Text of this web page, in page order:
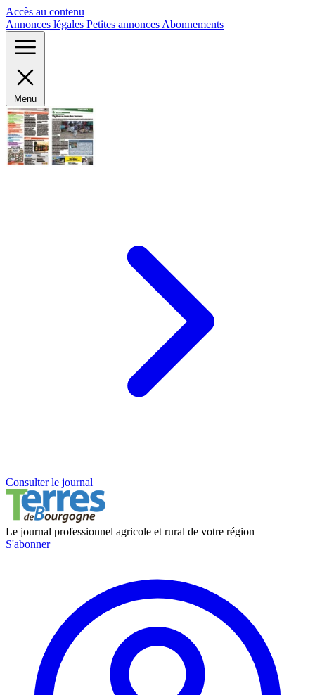
Accès au contenu
Annonces légales Petites annonces Abonnements
Menu
Consulter le journal
Le journal professionnel agricole et rural de votre région
S'abonner
Panneau de gestion des cookies